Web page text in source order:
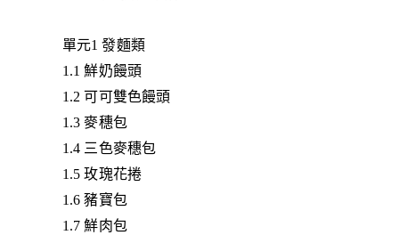
單元1 發麵類
1.1 鮮奶饅頭
1.2 可可雙色饅頭
1.3 麥穗包
1.4 三色麥穗包
1.5 玫瑰花捲
1.6 豬寶包
1.7 鮮肉包